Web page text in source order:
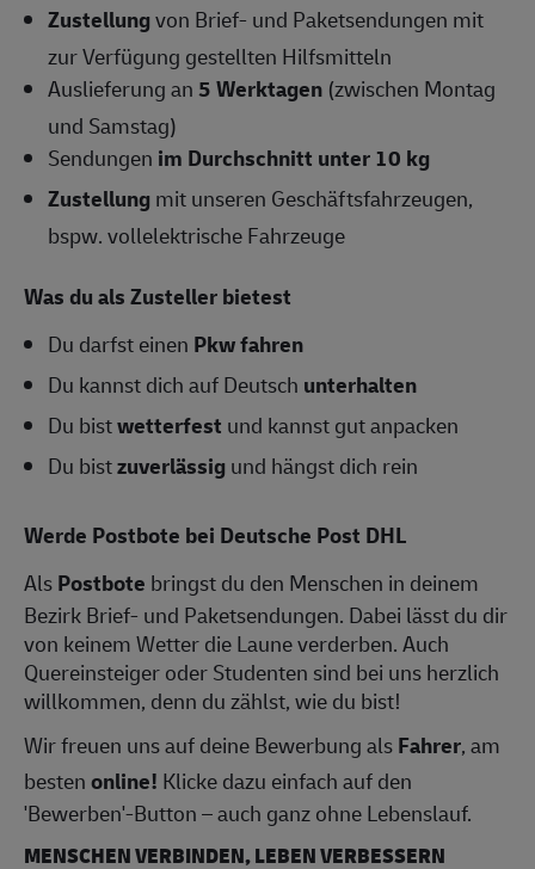
Zustellungvon Brief- und Paketsendungen mit
zur Verfügung gestellten Hilfsmitteln
Auslieferung an5 Werktagen (zwischen Montag
und Samstag)
Sendungen im Durchschnitt unter 10 kg
Zustellungmit unseren Geschäftsfahrzeugen,
bspw. vollelektrische Fahrzeuge
Was du als Zusteller bietest
Du darfst einen Pkw fahren
Du kannst dich auf Deutsch unterhalten
Du bistwetterfest und kannst gut anpacken
Du bistzuverlässigund hängst dich rein
Werde Postbote bei Deutsche Post DHL
AlsPostbote bringst du den Menschen in deinem
Bezirk Brief- und Paketsendungen. Dabei lässt du dir
von keinem Wetter die Laune verderben. Auch
Quereinsteiger oder Studenten sind bei uns herzlich
willkommen, denn du zählst, wie du bist!
Wir freuen uns auf deine Bewerbung alsFahrer, am
bestenonline! Klicke dazu einfach auf den
'Bewerben'-Button – auch ganz ohne Lebenslauf.
MENSCHEN VERBINDEN, LEBEN VERBESSERN